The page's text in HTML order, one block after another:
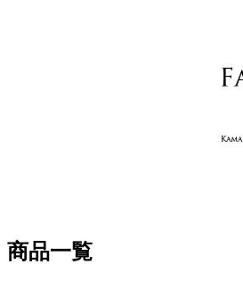
商品一覧